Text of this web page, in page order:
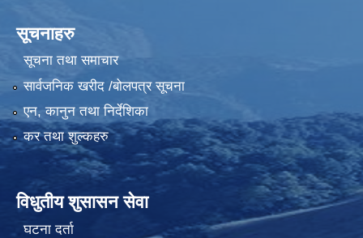
सूचनाहरु
सूचना तथा समाचार
सार्वजनिक खरीद /बोलपत्र सूचना
एन, कानुन तथा निर्देशिका
कर तथा शुल्कहरु
विधुतीय शुसासन सेवा
घटना दर्ता